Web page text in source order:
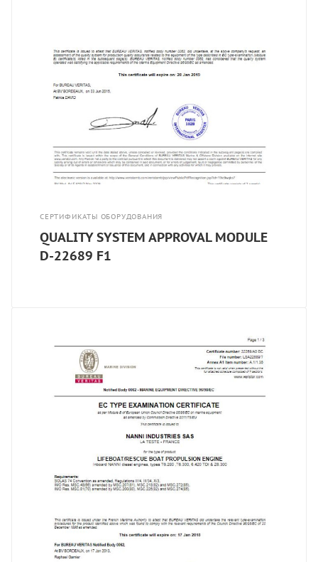
СЕРТИФИКАТЫ ОБОРУДОВАНИЯ
QUALITY SYSTEM APPROVAL MODULE
D-22689 F1